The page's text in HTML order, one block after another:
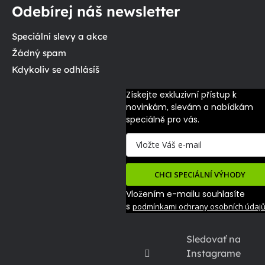
Sledovať na
Instagrame
Odebírej náš newsletter
Speciální slevy a akce
Žádný spam
Kdykoliv se odhlásíš
Získejte exkluzivní přístup k
novinkám, slevám a nabídkám
speciálně pro vás.
CHCI SPECIÁLNÍ VÝHODY
Vložením e-mailu souhlasíte
s podmínkami ochrany osobních údajů